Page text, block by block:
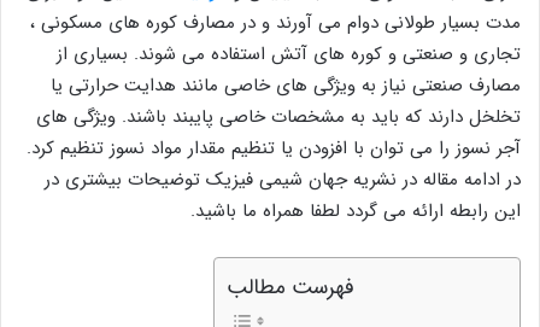
مدت بسیار طولانی دوام می آورند و در مصارف کوره های مسکونی ،
تجاری و صنعتی و کوره های آتش استفاده می شوند. بسیاری از
مصارف صنعتی نیاز به ویژگی های خاصی مانند هدایت حرارتی یا
تخلخل دارند که باید به مشخصات خاصی پایبند باشند. ویژگی های
آجر نسوز را می توان با افزودن یا تنظیم مقدار مواد نسوز تنظیم کرد.
در ادامه مقاله در نشریه جهان شیمی فیزیک توضیحات بیشتری در
این رابطه ارائه می گردد لطفا همراه ما باشید.
فهرست مطالب